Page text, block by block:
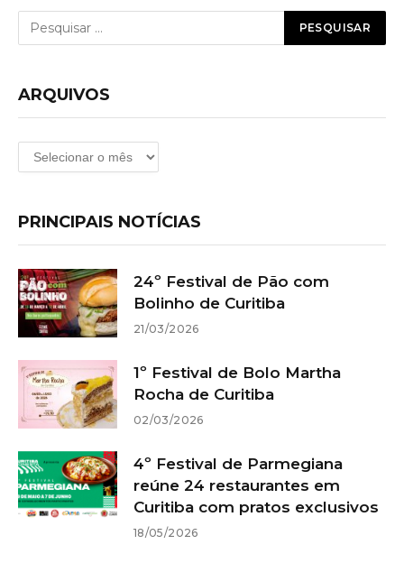
ARQUIVOS
Arquivos
PRINCIPAIS NOTÍCIAS
24º Festival de Pão com
Bolinho de Curitiba
21/03/2026
1º Festival de Bolo Martha
Rocha de Curitiba
02/03/2026
4º Festival de Parmegiana
reúne 24 restaurantes em
Curitiba com pratos exclusivos
18/05/2026